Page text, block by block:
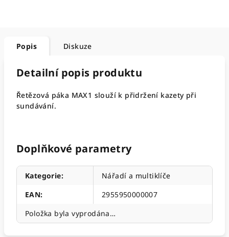
Popis Diskuze
Detailní popis produktu
Řetězová páka MAX1 slouží k přidržení kazety při
sundávání.
Doplňkové parametry
Kategorie:
Nářadí a multiklíče
EAN:
2955950000007
Položka byla vyprodána…